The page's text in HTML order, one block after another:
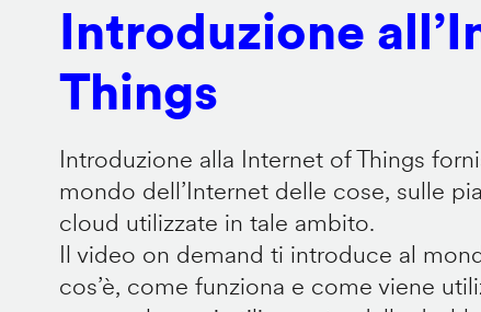
Introduzione
Things
Introduzione alla Internet of Things
mondo dell’Internet delle cose, sulle
cloud utilizzate in tale ambito.
Il video on demand ti introduce al
cos’è, come funziona e come viene